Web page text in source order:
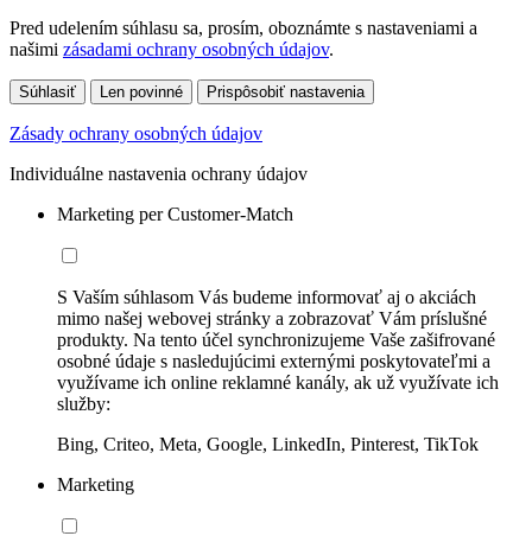
Pred udelením súhlasu sa, prosím, oboznámte s nastaveniami a
našimi zásadami ochrany osobných údajov.
Súhlasiť Len povinné Prispôsobiť nastavenia
Zásady ochrany osobných údajov
Individuálne nastavenia ochrany údajov
Marketing per Customer-Match
S Vaším súhlasom Vás budeme informovať aj o akciách
mimo našej webovej stránky a zobrazovať Vám príslušné
produkty. Na tento účel synchronizujeme Vaše zašifrované
osobné údaje s nasledujúcimi externými poskytovateľmi a
využívame ich online reklamné kanály, ak už využívate ich
služby:
Bing, Criteo, Meta, Google, LinkedIn, Pinterest, TikTok
Marketing